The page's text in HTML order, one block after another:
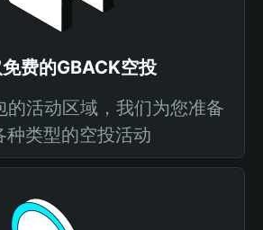
费的GBACK空投
活动区域，我们为您准备
种类型的空投活动